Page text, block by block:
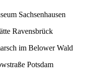
Sachsenhausen
Ravensbrück
im Belower Wald
Potsdam